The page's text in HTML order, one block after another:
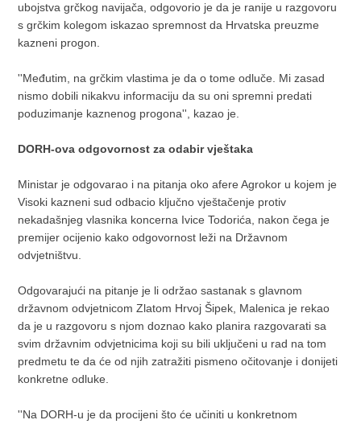
ubojstva grčkog navijača, odgovorio je da je ranije u razgovoru
s grčkim kolegom iskazao spremnost da Hrvatska preuzme
kazneni progon.
''Međutim, na grčkim vlastima je da o tome odluče. Mi zasad
nismo dobili nikakvu informaciju da su oni spremni predati
poduzimanje kaznenog progona'', kazao je.
DORH-ova odgovornost za odabir vještaka
Ministar je odgovarao i na pitanja oko afere Agrokor u kojem je
Visoki kazneni sud odbacio ključno vještačenje protiv
nekadašnjeg vlasnika koncerna Ivice Todorića, nakon čega je
premijer ocijenio kako odgovornost leži na Državnom
odvjetništvu.
Odgovarajući na pitanje je li održao sastanak s glavnom
državnom odvjetnicom Zlatom Hrvoj Šipek, Malenica je rekao
da je u razgovoru s njom doznao kako planira razgovarati sa
svim državnim odvjetnicima koji su bili uključeni u rad na tom
predmetu te da će od njih zatražiti pismeno očitovanje i donijeti
konkretne odluke.
''Na DORH-u je da procijeni što će učiniti u konkretnom